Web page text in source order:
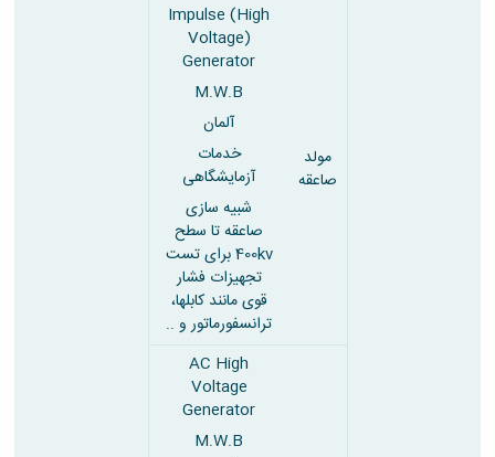
مولد
صاعقه
Impulse (High
Voltage)
Generator
M.W.B
آلمان
خدمات
آزمایشگاهی
شبیه سازی
صاعقه تا سطح
400kv برای تست
تجهیزات فشار
قوی مانند کابلها،
ترانسفورماتور و ..
AC High
Voltage
Generator
M.W.B